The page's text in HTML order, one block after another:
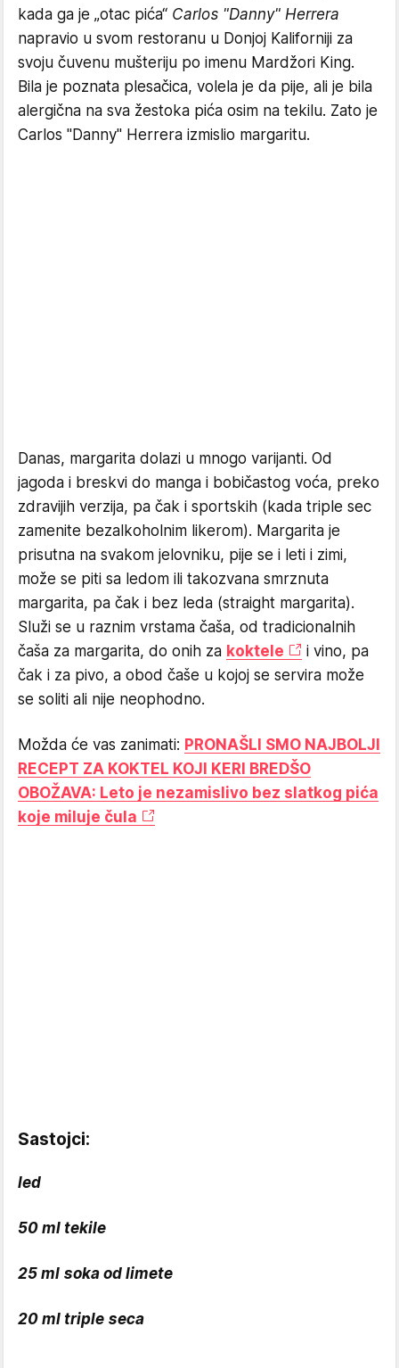
kada ga je „otac pića“ Carlos "Danny" Herrera
napravio u svom restoranu u Donjoj Kaliforniji za
svoju čuvenu mušteriju po imenu Mardžori King.
Bila je poznata plesačica, volela je da pije, ali je bila
alergična na sva žestoka pića osim na tekilu. Zato je
Carlos "Danny" Herrera izmislio margaritu.
Danas, margarita dolazi u mnogo varijanti. Od
jagoda i breskvi do manga i bobičastog voća, preko
zdravijih verzija, pa čak i sportskih (kada triple sec
zamenite bezalkoholnim likerom). Margarita je
prisutna na svakom jelovniku, pije se i leti i zimi,
može se piti sa ledom ili takozvana smrznuta
margarita, pa čak i bez leda (straight margarita).
Služi se u raznim vrstama čaša, od tradicionalnih
čaša za margarita, do onih za koktele
i vino, pa
čak i za pivo, a obod čaše u kojoj se servira može
se soliti ali nije neophodno.
Možda će vas zanimati: PRONAŠLI SMO NAJBOLJI
RECEPT ZA KOKTEL KOJI KERI BREDŠO
OBOŽAVA: Leto je nezamislivo bez slatkog pića
koje miluje čula
Sastojci:
led
50 ml tekile
25 ml soka od limete
20 ml triple seca